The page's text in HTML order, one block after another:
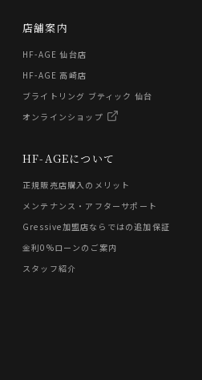
HF-AGEについて
正規販売店購入のメリット
メンテナンス・アフターサポート
Gressive加盟店ならではの追加保証
金利0%ローンのご案内
スタッフ紹介
店舗案内
HF-AGE 仙台店
HF-AGE 高崎店
ブライトリング ブティック 仙台
オンラインショップ